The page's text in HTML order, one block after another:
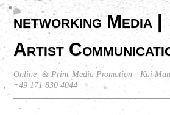
networking Media |
Artist
Online- & Print-Media Promotion - Kai
+49 171 830 4044